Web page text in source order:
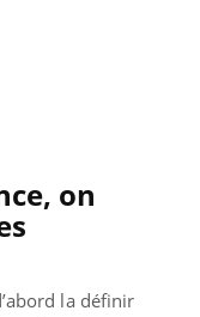
on
la définir